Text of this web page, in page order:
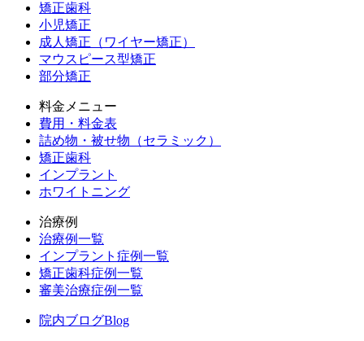
矯正歯科
小児矯正
成人矯正（ワイヤー矯正）
マウスピース型矯正
部分矯正
料金メニュー
費用・料金表
詰め物・被せ物（セラミック）
矯正歯科
インプラント
ホワイトニング
治療例
治療例一覧
インプラント症例一覧
矯正歯科症例一覧
審美治療症例一覧
院内ブログBlog